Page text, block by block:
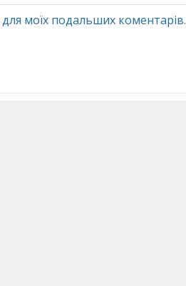
моїх подальших коментарів.